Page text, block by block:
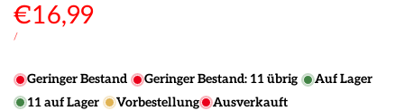
Verkaufspreis
€16,99
STÜCKPREIS
/PRO
Geringer Bestand Geringer Bestand: 11übrig
Auf Lager
11auf Lager Vorbestellung Ausverkauft